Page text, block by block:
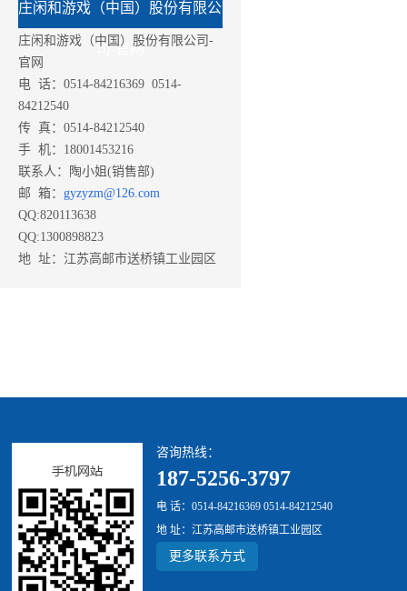
庄闲和游戏（中国）股份有限公
司-官网
庄闲和游戏（中国）股份有限公司-
官网
电 话：0514-84216369 0514-
84212540
传 真：0514-84212540
手 机：18001453216
联系人：陶小姐(销售部)
邮 箱： gyzyzm@126.com
QQ:820113638
QQ:1300898823
地 址：江苏高邮市送桥镇工业园区
咨询热线：
187-5256-3797
电 话：0514-84216369 0514-84212540
地 址：江苏高邮市送桥镇工业园区
更多联系方式